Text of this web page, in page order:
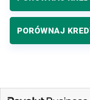
Bank Spółdzielczy
Bank Spółdzielczy w
Beskidzki Bank
PORÓWNAJ